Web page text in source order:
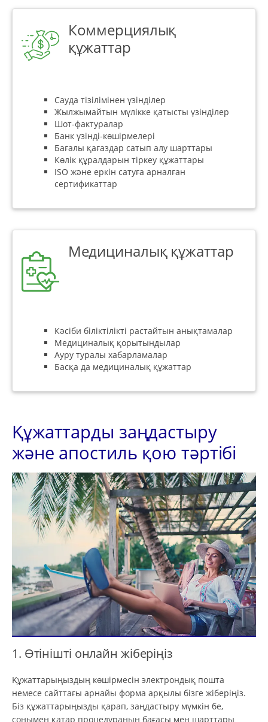
Коммерциялық
құжаттар
Сауда тізілімінен үзінділер
Жылжымайтын мүлікке қатысты үзінділер
Шот-фактуралар
Банк үзінді-көшірмелері
Бағалы қағаздар сатып алу шарттары
Көлік құралдарын тіркеу құжаттары
ISO және еркін сатуға арналған
сертификаттар
Медициналық құжаттар
Кәсіби біліктілікті растайтын анықтамалар
Медициналық қорытындылар
Ауру туралы хабарламалар
Басқа да медициналық құжаттар
Құжаттарды заңдастыру
және апостиль қою тәртібі
1. Өтінішті онлайн жіберіңіз
Құжаттарыңыздың көшірмесін электрондық пошта
немесе сайттағы арнайы форма арқылы бізге жіберіңіз.
Біз құжаттарыңызды қарап, заңдастыру мүмкін бе,
сонымен қатар процедураның бағасы мен шарттары